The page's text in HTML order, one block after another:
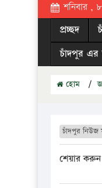
শনিবার ,
প্রচ্ছদ
চাঁদপুর এর
হোম /
চাঁদপুর নিউজ
শেয়ার